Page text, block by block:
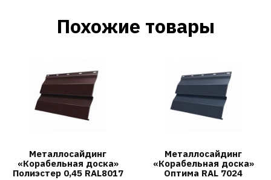
Похожие товары
Металлосайдинг
«Корабельная доска»
Полиэстер 0,45 RAL8017
Металлосайдинг
«Корабельная доска»
Оптима RAL 7024